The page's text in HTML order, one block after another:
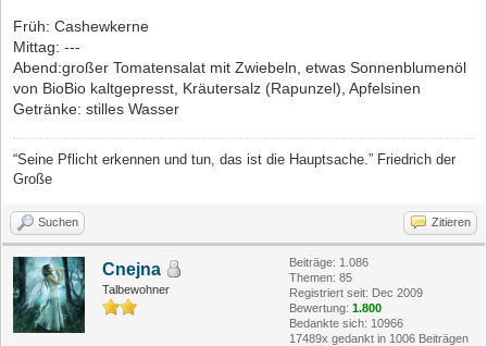
Früh: Cashewkerne
Mittag: ---
Abend:großer Tomatensalat mit Zwiebeln, etwas Sonnenblumenöl
von BioBio kaltgepresst, Kräutersalz (Rapunzel), Apfelsinen
Getränke: stilles Wasser
“Seine Pflicht erkennen und tun, das ist die Hauptsache.” Friedrich der
Große
Suchen Zitieren
Cnejna
Talbewohner
Beiträge: 1.086
Themen: 85
Registriert seit: Dec 2009
Bewertung: 1.800
Bedankte sich: 10966
17489x gedankt in 1006 Beiträgen